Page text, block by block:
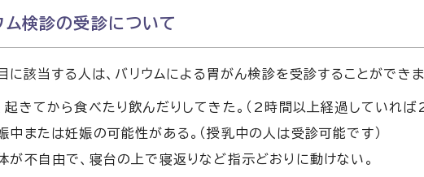
ム検診の受診について
に該当する人は、バリウムによる胃がん検診を受診することができま
起きてから食べたり飲んだりしてきた。（2時間以上経過していれ
中または妊娠の可能性がある。（授乳中の人は受診可能です）
が不自由で、寝台の上で寝返りなど指示どおりに動けない。